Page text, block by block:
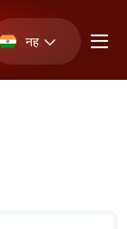
नह